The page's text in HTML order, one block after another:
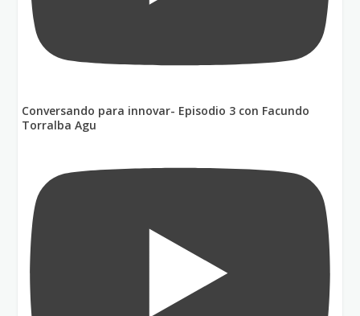
Conversando para innovar- Episodio 3 con Facundo
Torralba Agu